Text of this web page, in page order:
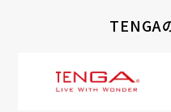
TENGA